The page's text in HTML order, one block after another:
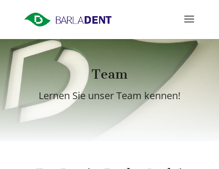
Team
Lernen Sie unser Team kennen!